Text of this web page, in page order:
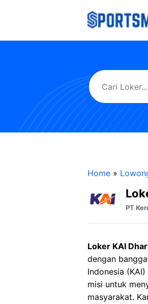
Home »
PT
Loker KAI
dengan
Indonesia
misi untuk
masyarakat.